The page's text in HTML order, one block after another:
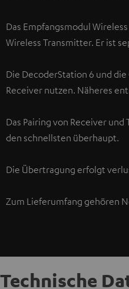
Das Empfangsmodul
Wireless Transmitter. Er ist
Die DecoderStation 6 und
Receiver nutzen. Näheres
Das Pairing von Receiver
den schnellsten überhaupt.
Die Übertragung erfolgt
Zum Lieferumfang gehören
Technische